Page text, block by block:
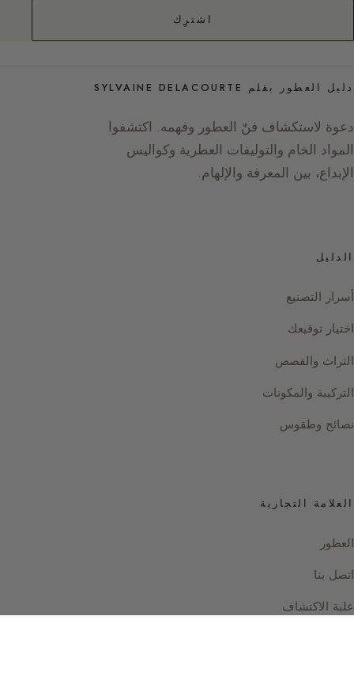
اشترِك
دليل العطور بقلم SYLVAINE DELACOURTE
دعوة لاستكشاف فنّ العطور وفهمه. اكتشفوا
المواد الخام والتوليفات العطرية وكواليس
الإبداع، بين المعرفة والإلهام.
الدليل
أسرار التصنيع
اختيار توقيعك
التراث والقصص
التركيبة والمكونات
نصائح وطقوس
العلامة التجارية
العطور
اتصل بنا
علبة الاكتشاف